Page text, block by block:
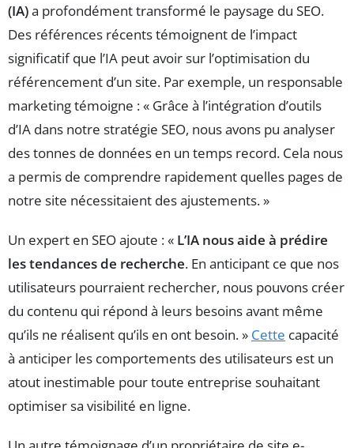
(IA)a profondément transformé le paysage du SEO.
Des références récents témoignent de l’impact
significatif que l’IA peut avoir sur l’optimisation du
référencement d’un site. Par exemple, un responsable
marketing témoigne : « Grâce à l’intégration d’outils
d’IA dans notre stratégie SEO, nous avons pu analyser
des tonnes de données en un temps record. Cela nous
a permis de comprendre rapidement quelles pages de
notre site nécessitaient des ajustements. »
Un expert en SEO ajoute : « L’IA nous aide à prédire
les tendances de recherche. En anticipant ce que nos
utilisateurs pourraient rechercher, nous pouvons créer
du contenu qui répond à leurs besoins avant même
qu’ils ne réalisent qu’ils en ont besoin. » Cette capacité
à anticiper les comportements des utilisateurs est un
atout inestimable pour toute entreprise souhaitant
optimiser sa visibilité en ligne.